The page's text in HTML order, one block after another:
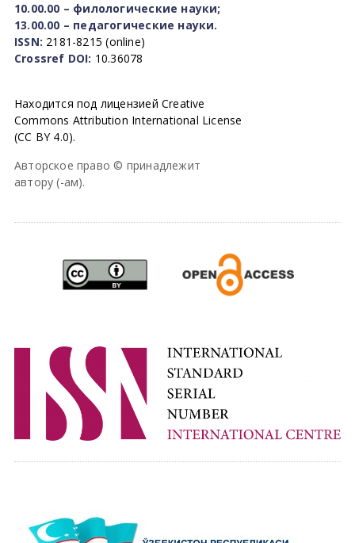
10.00.00 – филологические науки;
13.00.00 – педагогические науки.
ISSN: 2181-8215 (online)
Crossref DOI: 10.36078
Находится под лицензией Creative
Commons Attribution International License
(CC BY 4.0).
Авторское право © принадлежит
автору (-ам).